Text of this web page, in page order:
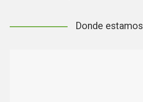
Donde estamos